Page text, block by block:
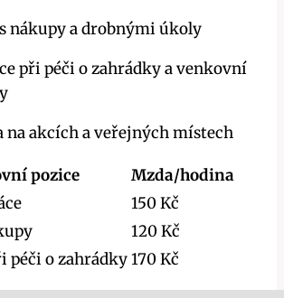
nákupy a drobnými úkoly
při péči o zahrádky a venkovní
na akcích a veřejných místech
pozice
Mzda/hodina
150 Kč
120 Kč
péči o zahrádky170 Kč